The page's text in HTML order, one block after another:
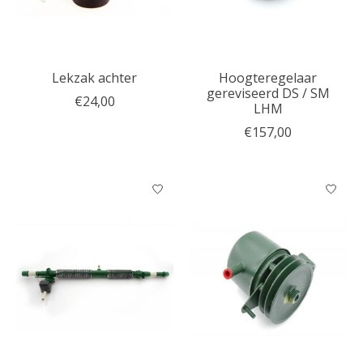
Lekzak achter
€24,00
Hoogteregelaar
gereviseerd DS / SM
LHM
€157,00